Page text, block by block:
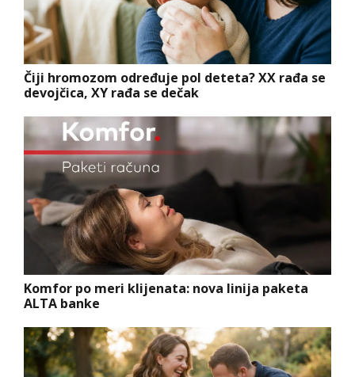
Čiji hromozom određuje pol deteta? XX rađa se
devojčica, XY rađa se dečak
Komfor po meri klijenata: nova linija paketa
ALTA banke